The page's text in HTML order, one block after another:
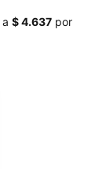
a ‎$ 4.637 por